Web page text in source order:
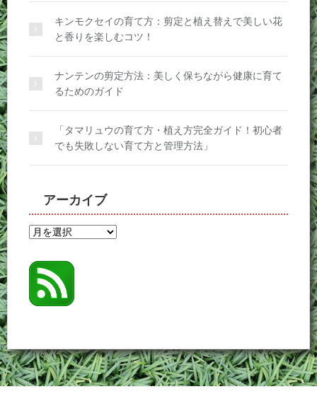
キンモクセイの育て方：剪定と植え替えで美しい花
と香りを楽しむコツ！
ナンテンの剪定方法：美しく保ちながら健康に育て
るためのガイド
「タマリュウの育て方・植え方完全ガイド！初心者
でも失敗しない育て方と管理方法」
アーカイブ
ア
カ
イ
ブ